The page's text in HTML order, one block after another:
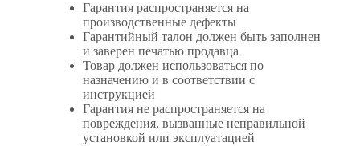
Гарантия распространяется на
производственные дефекты
Гарантийный талон должен быть заполнен
и заверен печатью продавца
Товар должен использоваться по
назначению и в соответствии с
инструкцией
Гарантия не распространяется на
повреждения, вызванные неправильной
установкой или эксплуатацией